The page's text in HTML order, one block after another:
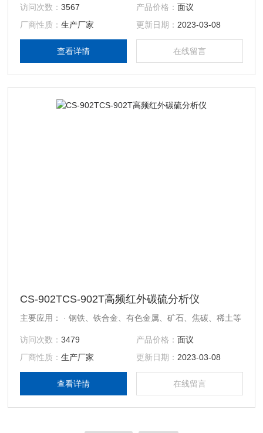
计，比上一代产品节能20%。
访问次数：3567 产品价格： 面议
厂商性质：生产厂家 更新日期： 2023-03-08
查看详情 在线留言
CS-902TCS-902T高频红外碳硫分析仪
主要应用： · 钢铁、铁合金、有色金属、矿石、焦碳、稀土等
访问次数：3479 产品价格： 面议
厂商性质：生产厂家 更新日期： 2023-03-08
查看详情 在线留言